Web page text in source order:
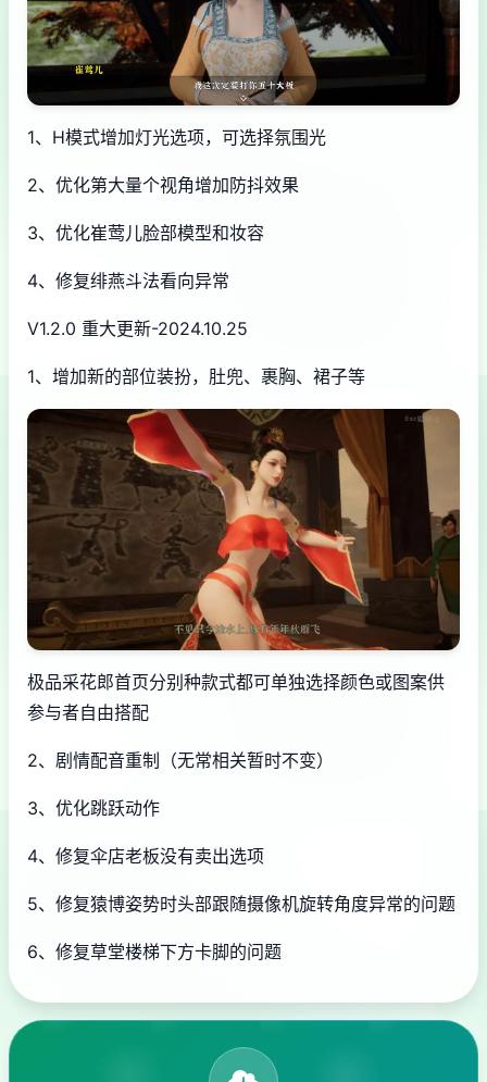
1、H模式增加灯光选项，可选择氛围光
2、优化第大量个视角增加防抖效果
3、优化崔莺儿脸部模型和妆容
4、修复绯燕斗法看向异常
V1.2.0 重大更新-2024.10.25
1、增加新的部位装扮，肚兜、裹胸、裙子等
极品采花郎首页分别种款式都可单独选择颜色或图案供
参与者自由搭配
2、剧情配音重制（无常相关暂时不变）
3、优化跳跃动作
4、修复伞店老板没有卖出选项
5、修复猿博姿势时头部跟随摄像机旋转角度异常的问题
6、修复草堂楼梯下方卡脚的问题